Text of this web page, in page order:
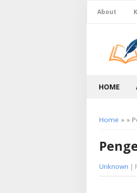
About
HOME
Home » »
Unknown |